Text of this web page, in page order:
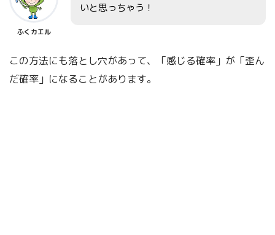
ふくカエル
いと思っちゃう！
この方法にも落とし穴があって、「感じる確率」が「歪ん
だ確率」になることがあります。